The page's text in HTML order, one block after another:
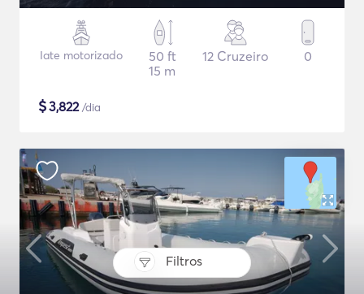
Filtros
Iate motorizado
50 ft
15 m
12 Cruzeiro 0
$3,822/dia